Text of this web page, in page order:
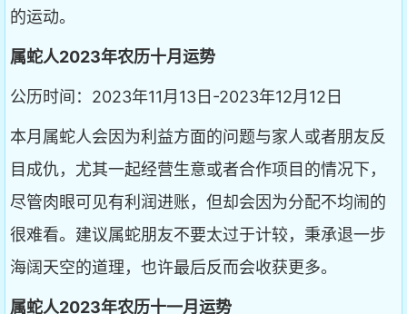
的运动。
属蛇人2023年农历十月运势
公历时间：2023年11月13日-2023年12月12日
本月属蛇人会因为利益方面的问题与家人或者朋友反
目成仇，尤其一起经营生意或者合作项目的情况下，
尽管肉眼可见有利润进账，但却会因为分配不均闹的
很难看。建议属蛇朋友不要太过于计较，秉承退一步
海阔天空的道理，也许最后反而会收获更多。
属蛇人2023年农历十一月运势